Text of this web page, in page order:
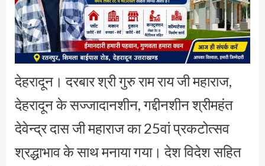
देहरादून। दरबार श्री गुरु राम राय जी महाराज,
देहरादून के सज्जादानशीन, गद्दीनशीन श्रीमहंत
देवेन्द्र दास जी महाराज का 25वां प्रकटोत्सव
श्रद्धाभाव के साथ मनाया गया। देश विदेश सहित